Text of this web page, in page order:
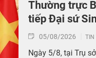
Thường trực
tiếp Đại sứ
05/08/2026 TIN
Ngày 5/8, tại Trụ